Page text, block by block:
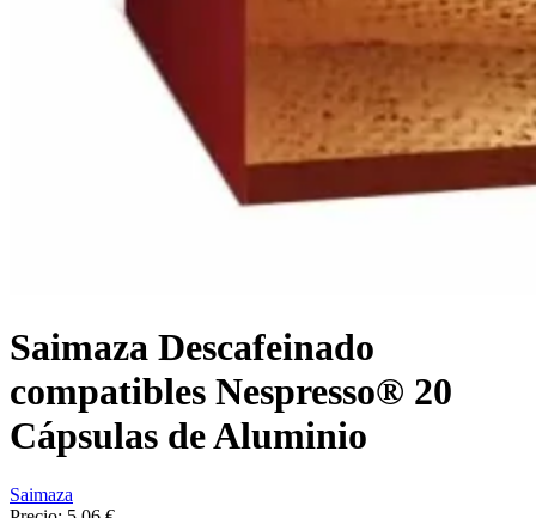
Saimaza Descafeinado
compatibles Nespresso® 20
Cápsulas de Aluminio
Saimaza